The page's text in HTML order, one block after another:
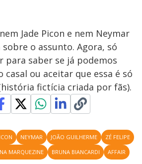
Jade Picon e nem Neymar
o assunto. Agora, só
para saber se já podemos
ou aceitar que essa é só
fictícia criada por fãs).
NEYMAR JOÃO GUILHERME
ZÉ FELIPE
MARQUEZINE BRUNA BIANCARDI AFFAIR